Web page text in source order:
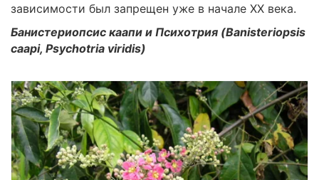
зависимости был запрещен уже в начале XX века.
Банистериопсис каапи и Психотрия (Banisteriopsis
caapi, Psychotria viridis)